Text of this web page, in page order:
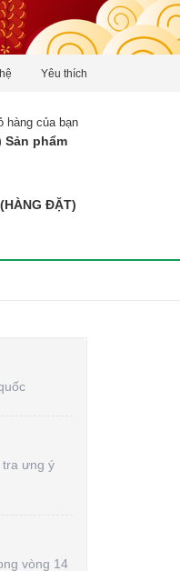
Yêu thích
hàng của bạn
Sản phẩm
(HÀNG ĐẶT)
tra ưng ý
vòng 14